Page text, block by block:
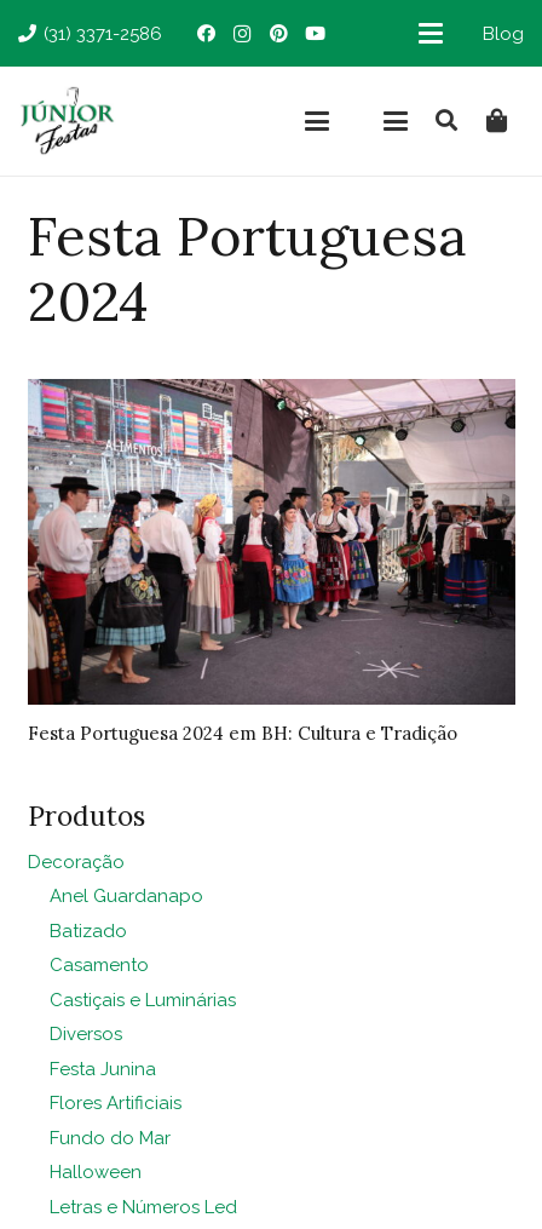
(31) 3371-2586 Blog
Festa Portuguesa
2024
Festa Portuguesa 2024 em BH: Cultura e Tradição
Produtos
Decoração
Anel Guardanapo
Batizado
Casamento
Castiçais e Luminárias
Diversos
Festa Junina
Flores Artificiais
Fundo do Mar
Halloween
Letras e Números Led